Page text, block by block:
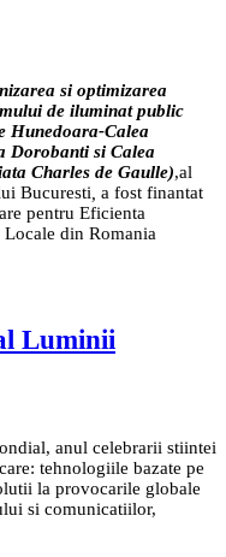
si optimizarea
de iluminat public
Hunedoara-Calea
Dorobanti si Calea
Charles de Gaulle),al
Bucuresti a fost finantat
pentru Eficienta
din Romania
Luminii
anul celebrarii stiintei
tehnologiile bazate pe
la provocarile globale
si comunicatiilor,